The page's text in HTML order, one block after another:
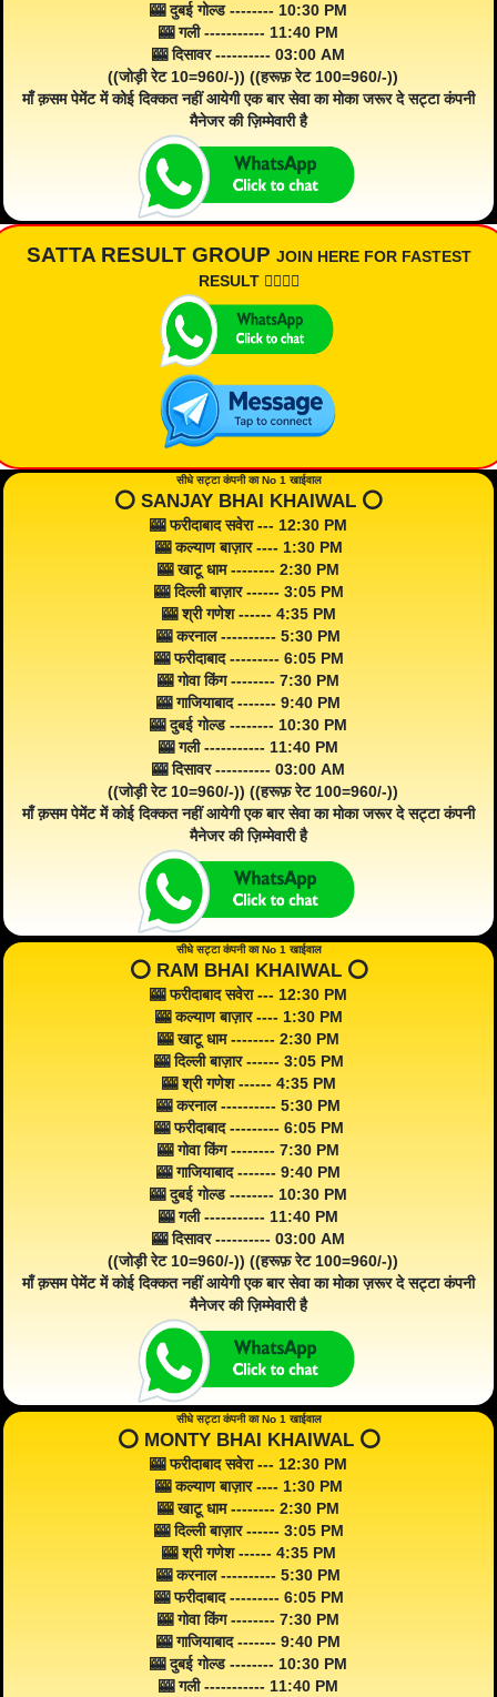
🎰 दुबई गोल्ड -------- 10:30 PM
🎰 गली ----------- 11:40 PM
🎰 दिसावर ---------- 03:00 AM
((जोड़ी रेट 10=960/-)) ((हरूफ़ रेट 100=960/-))
माँ क़सम पेमेंट में कोई दिक्कत नहीं आयेगी एक बार सेवा का मोका जरूर दे सट्टा कंपनी
मैनेजर की ज़िम्मेवारी है
SATTA RESULT GROUP JOIN HERE FOR FASTEST
RESULT 👇🏾👇🏾
सीधे सट्टा कंपनी का No 1 खाईवाल
⭕️ SANJAY BHAI KHAIWAL ⭕️
🎰 फरीदाबाद सवेरा --- 12:30 PM
🎰 कल्याण बाज़ार ---- 1:30 PM
🎰 खाटू धाम -------- 2:30 PM
🎰 दिल्ली बाज़ार ------ 3:05 PM
🎰 श्री गणेश ------ 4:35 PM
🎰 करनाल ---------- 5:30 PM
🎰 फरीदाबाद --------- 6:05 PM
🎰 गोवा किंग -------- 7:30 PM
🎰 गाजियाबाद ------- 9:40 PM
🎰 दुबई गोल्ड -------- 10:30 PM
🎰 गली ----------- 11:40 PM
🎰 दिसावर ---------- 03:00 AM
((जोड़ी रेट 10=960/-)) ((हरूफ़ रेट 100=960/-))
माँ क़सम पेमेंट में कोई दिक्कत नहीं आयेगी एक बार सेवा का मोका जरूर दे सट्टा कंपनी
मैनेजर की ज़िम्मेवारी है
सीधे सट्टा कंपनी का No 1 खाईवाल
⭕️ RAM BHAI KHAIWAL ⭕️
🎰 फरीदाबाद सवेरा --- 12:30 PM
🎰 कल्याण बाज़ार ---- 1:30 PM
🎰 खाटू धाम -------- 2:30 PM
🎰 दिल्ली बाज़ार ------ 3:05 PM
🎰 श्री गणेश ------ 4:35 PM
🎰 करनाल ---------- 5:30 PM
🎰 फरीदाबाद --------- 6:05 PM
🎰 गोवा किंग -------- 7:30 PM
🎰 गाजियाबाद ------- 9:40 PM
🎰 दुबई गोल्ड -------- 10:30 PM
🎰 गली ----------- 11:40 PM
🎰 दिसावर ---------- 03:00 AM
((जोड़ी रेट 10=960/-)) ((हरूफ़ रेट 100=960/-))
माँ क़सम पेमेंट में कोई दिक्कत नहीं आयेगी एक बार सेवा का मोका ज़रूर दे सट्टा कंपनी
मैनेजर की ज़िम्मेवारी है
सीधे सट्टा कंपनी का No 1 खाईवाल
⭕️ MONTY BHAI KHAIWAL ⭕️
🎰 फरीदाबाद सवेरा --- 12:30 PM
🎰 कल्याण बाज़ार ---- 1:30 PM
🎰 खाटू धाम -------- 2:30 PM
🎰 दिल्ली बाज़ार ------ 3:05 PM
🎰 श्री गणेश ------ 4:35 PM
🎰 करनाल ---------- 5:30 PM
🎰 फरीदाबाद --------- 6:05 PM
🎰 गोवा किंग -------- 7:30 PM
🎰 गाजियाबाद ------- 9:40 PM
🎰 दुबई गोल्ड -------- 10:30 PM
🎰 गली ----------- 11:40 PM